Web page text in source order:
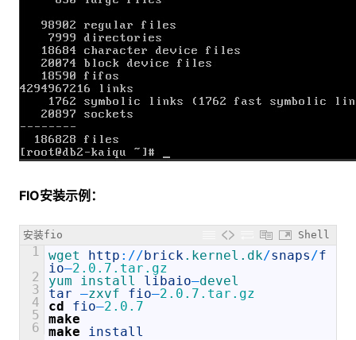
FIO安装示例：
安装fio Shell
1
2
3
4
5
6
wget http : //brick .kernel .dk/snaps /f
io–2.0.7.tar.gz
yum
install libaio–devel
tar –zxvf fio–2.0.7.tar.gz
cd
fio–2.0.7
make
make
install